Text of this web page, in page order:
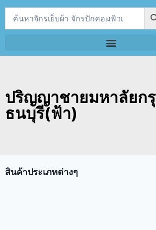
ปริญญาชายมหาลัยกรุ
ธนบุรี(ฟ้า)
สินค้าประเภทต่างๆ